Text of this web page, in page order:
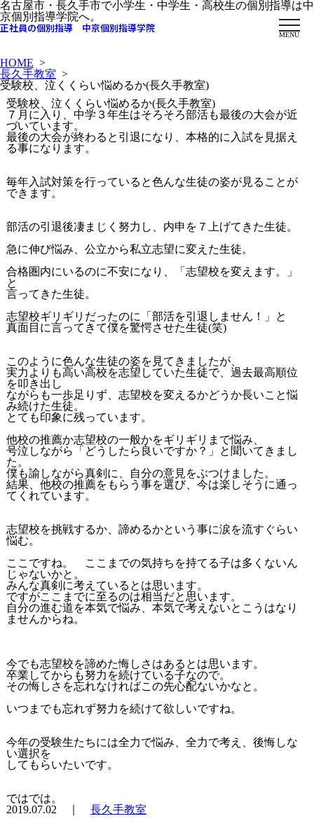
名古屋市・長久手市で小学生・中学生・高校生の個別指導は中
京個別指導学院へ。
正社員の個別指導 中京個別指導学院
MENU
HOME >
長久手教室 >
受験校、泣くくらい悩めるか(長久手教室)
受験校、泣くくらい悩めるか(長久手教室)
７月に入り、中学３年生はそろそろ部活も最後の大会が近
づいています。
最後の大会が終わると引退になり、本格的に入試を見据え
る事になります。
毎年入試対策を行っていると色んな生徒の姿が見ることが
できます。
部活の引退後凄まじく努力し、内申を７上げてきた生徒。
急に伸び悩み、公立から私立志望に変えた生徒。
合格圏内にいるのに不安になり、「志望校を変えます。」
と
言ってきた生徒。
志望校ギリギリだったのに「部活を引退しません！」と
真面目に言ってきて僕を驚愕させた生徒(笑)
このように色んな生徒の姿を見てきましたが、
実力よりも高い高校を志望していた生徒で、過去最高順位
を叩き出し
ながらも一歩足りず、志望校を変えるかどうか長いこと悩
み続けた生徒。
とても印象に残っています。
他校の推薦か志望校の一般かをギリギリまで悩み、
号泣しながら「どうしたら良いですか？」と聞いてきまし
た。
僕も諭しながら真剣に、自分の意見をぶつけました。
結果、他校の推薦をもらう事を選び、今は楽しそうに通っ
てくれています。
志望校を挑戦するか、諦めるかという事に涙を流すぐらい
悩む。
ここですね。 ここまでの気持ちを持てる子は多くないん
じゃないかと。
みんな真剣に考えているとは思います。
ですがここまでに至るのは相当だと思います。
自分の進む道を本気で悩み、本気で考えないとこうはなり
ませんからね。
今でも志望校を諦めた悔しさはあるとは思います。
卒業してからも努力を続けている子なので。
その悔しさを忘れなければこの先心配ないかなと。
いつまでも忘れず努力を続けて欲しいですね。
今年の受験生たちには全力で悩み、全力で考え、後悔しな
い選択を
してもらいたいです。
ではでは。
2019.07.02 ｜ 長久手教室